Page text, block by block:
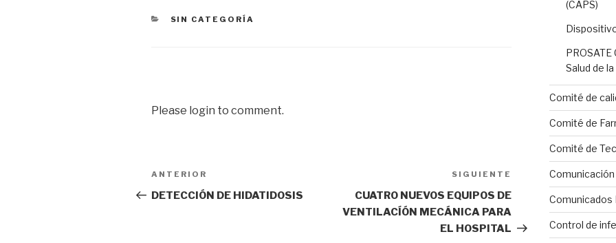
CATEGORÍAS
SIN CATEGORÍA
Please login to comment.
Navegación
de
Entrada
anterior
ANTERIOR
DETECCIÓN DE HIDATIDOSIS
Siguiente
entrada
SIGUIENTE
CUATRO NUEVOS EQUIPOS DE
VENTILACÍÓN MECÁNICA PARA
EL HOSPITAL
(CAPS)
Salud de
Comité de
Comité de
Comité de
Comunicados
Control de